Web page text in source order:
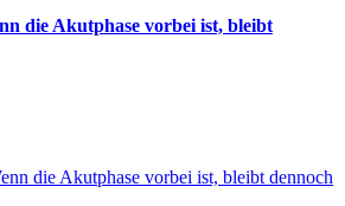
die Akutphase vorbei ist, bleibt